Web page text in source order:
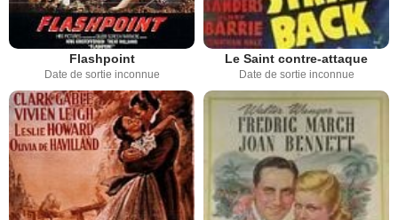
Flashpoint
Date de sortie inconnue
Le Saint contre-attaque
Date de sortie inconnue